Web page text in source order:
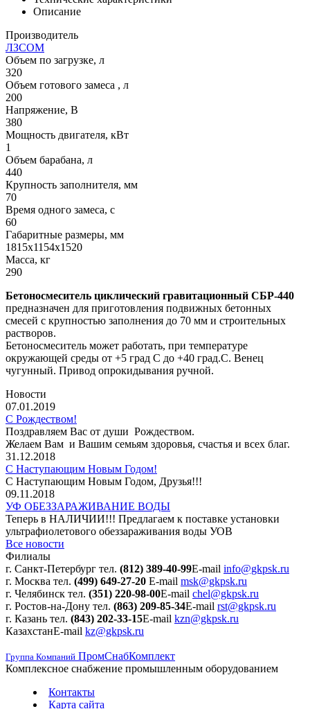
Описание
Производитель
ЛЗСОМ
Объем по загрузке, л
320
Объем готового замеса , л
200
Напряжение, В
380
Мощность двигателя, кВт
1
Объем барабана, л
440
Крупность заполнителя, мм
70
Время одного замеса, с
60
Габаритные размеры, мм
1815х1154х1520
Масса, кг
290
Бетоносмеситель циклический гравитационный СБР-440
предназначен для приготовления подвижных бетонных
смесей с крупностью заполнения до 70 мм и строительных
растворов.
Бетоносмеситель может работать, при температуре
окружающей среды от +5 град С до +40 град.С. Венец
чугунный. Привод опрокидывания ручной.
Новости
07.01.2019
С Рождеством!
Поздравляем Вас от души Рождеством.
Желаем Вам и Вашим семьям здоровья, счастья и всех благ.
31.12.2018
С Наступающим Новым Годом!
С Наступающим Новым Годом, Друзья!!!
09.11.2018
УФ ОБЕЗЗАРАЖИВАНИЕ ВОДЫ
Теперь в НАЛИЧИИ!!! Предлагаем к поставке установки
ультрафиолетового обеззараживания воды УОВ
Все новости
Филиалы
г. Санкт-Петербург тел. (812) 389-40-99E-mail info@gkpsk.ru
г. Москва тел. (499) 649-27-20 E-mail msk@gkpsk.ru
г. Челябинск тел. (351) 220-98-00E-mail chel@gkpsk.ru
г. Ростов-на-Дону тел. (863) 209-85-34E-mail rst@gkpsk.ru
г. Казань тел. (843) 202-33-15E-mail kzn@gkpsk.ru
КазахстанE-mail kz@gkpsk.ru
Группа Компаний ПромСнабКомплект
Комплексное снабжение промышленным оборудованием
Контакты
Карта сайта